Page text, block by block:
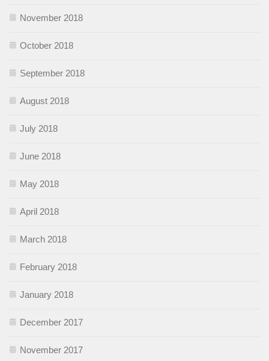
November 2018
October 2018
September 2018
August 2018
July 2018
June 2018
May 2018
April 2018
March 2018
February 2018
January 2018
December 2017
November 2017